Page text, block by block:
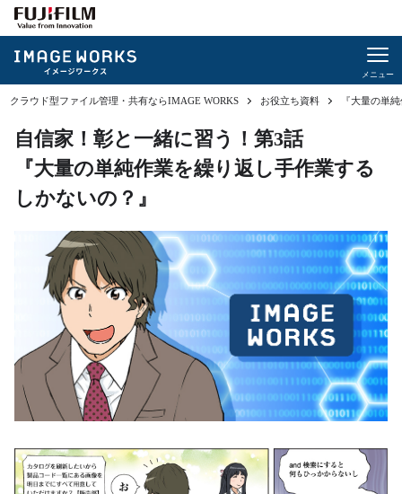
サービス概要
ファイル管理
コンテンツ提供
プロジェクト管理
システム連携
見つかる！AI検索
AIソリューション
動作環境
クラウド型ファイル管理・共有ならIMAGE WORKS お役立ち資料 『大量の単
自信家！彰と一緒に習う！第3話
『大量の単純作業を繰り返し手作業する
しかないの？』